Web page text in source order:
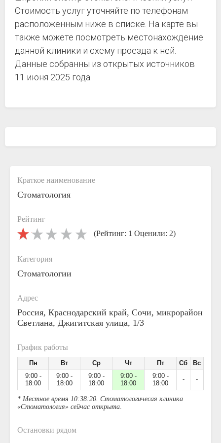
Стоимость услуг уточняйте по телефонам
расположенным ниже в списке. На карте вы
также можете посмотреть местонахождение
данной клиники и схему проезда к ней.
Данные собранны из открытых источников
11 июня 2025 года.
Краткое наименование
Стоматология
Рейтинг
(Рейтинг: 1 Оценили: 2)
Категория
Стоматологии
Адрес
Россия, Краснодарский край, Сочи, микрорайон
Светлана, Джигитская улица, 1/3
График работы
Пн Вт Ср Чт Пт Сб
Вс
9:00 -
18:00
9:00 -
18:00
9:00 -
18:00
9:00 -
18:00
9:00 -
18:00
- -
* Местное время 10:38:20. Стоматологичесая клиника
«Стоматология» сейчас открыта.
Остановки рядом